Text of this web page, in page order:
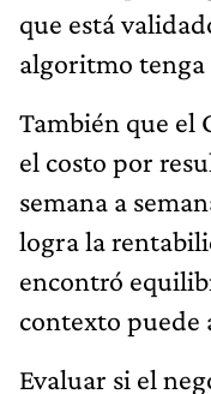
que está
algoritmo tenga
También que el
el costo por
semana a
logra la
encontró
contexto
Evaluar si el